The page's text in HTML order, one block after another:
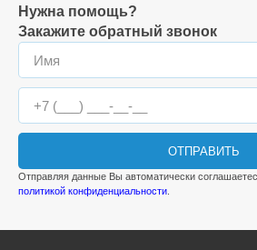
Нужна помощь?
Закажите обратный звонок
ОТПРАВИТЬ
Отправляя данные Вы автоматически
политикой конфиденциальности